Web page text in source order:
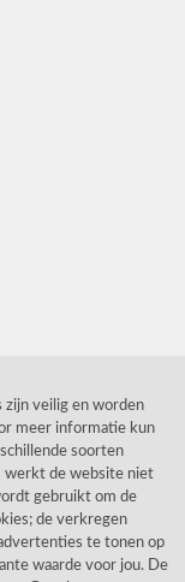
zijn veilig en worden
meer informatie kun
soorten
werkt de website niet
gebruikt om de
de verkregen
te tonen op
waarde voor jou. De